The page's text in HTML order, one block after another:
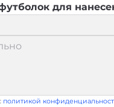
для
политикой